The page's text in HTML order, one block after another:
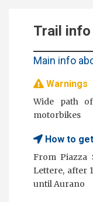
Trail info
Main info
Warnings
Wide path
motorbikes
How to
From Piazza
Lettere, after
until Aurano